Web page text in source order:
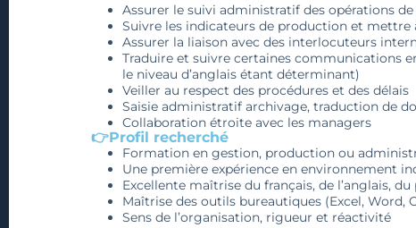
Assurer le suivi administratif des opérations
Suivre les indicateurs de production et mettre
Assurer la liaison avec des interlocuteurs
Traduire et suivre certaines communications
le niveau d’anglais étant déterminant)
Veiller au respect des procédures et des délais
Saisie administratif archivage, traduction de
Collaboration étroite avec les managers
👉Profil recherché
Formation en gestion, production ou
Une première expérience en environnement
Excellente maîtrise du français, de l’anglais,
Maîtrise des outils bureautiques (Excel, Word,
Sens de l’organisation, rigueur et réactivité